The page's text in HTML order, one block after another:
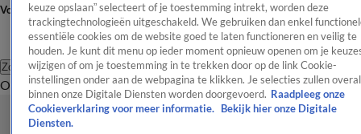
Volg Shownieuws
Zoeken
OverzichtEntertainmentSpraakmakendRealityCrimeVideo's
keuze opslaan” selecteert of je toestemming intrekt, worden deze
trackingtechnologieën uitgeschakeld. We gebruiken dan enkel
essentiële cookies om de website goed te laten functioneren en veilig te
houden. Je kunt dit menu op ieder moment opnieuw openen om je
wijzigen of om je toestemming in te trekken door op de link Cookie-
instellingen onder aan de webpagina te klikken. Je selecties zullen overal
binnen onze Digitale Diensten worden doorgevoerd. Raadpleeg onze
Cookieverklaring voor meer informatie.
Bekijk hier onze Digitale
Diensten.